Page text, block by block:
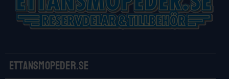
Ettansmopeder.se